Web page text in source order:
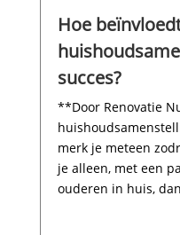
Hoe
succes?
**Door Renovatie
merk je meteen
je alleen, met een
ouderen in huis,